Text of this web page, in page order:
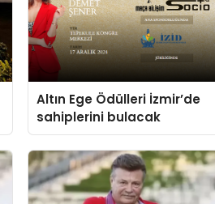
Altın Ege Ödülleri İzmir’de
sahiplerini bulacak